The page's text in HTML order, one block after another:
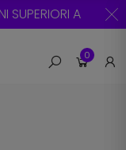
A 59€
0